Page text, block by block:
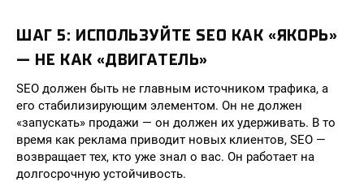
ШАГ 5: ИСПОЛЬЗУЙТЕ SEO КАК «ЯКОРЬ»
— НЕ КАК «ДВИГАТЕЛЬ»
SEO должен быть не главным источником трафика, а
его стабилизирующим элементом. Он не должен
«запускать» продажи — он должен их удерживать. В то
время как реклама приводит новых клиентов, SEO —
возвращает тех, кто уже знал о вас. Он работает на
долгосрочную устойчивость.